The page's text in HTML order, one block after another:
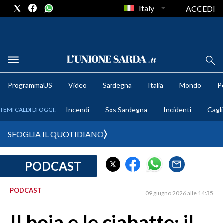
METEO
CRONACA SARDEGNA
Italy ACCEDI
ProgrammaUS Video Sardegna Italia Mondo
TEMI CALDI DI OGGI: Incendi Sos Sardegna Incidenti
SFOGLIA IL QUOTIDIANO
PODCAST
PODCAST 09 giugno 2026 alle 14:35